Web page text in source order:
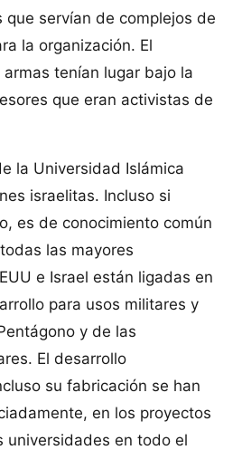
que servían de complejos de
la organización. El
tenían lugar bajo la
que eran activistas de
la Universidad Islámica
israelitas. Incluso si
es de conocimiento común
las mayores
e Israel están ligadas en
para usos militares y
y de las
El desarrollo
su fabricación se han
en los proyectos
universidades en todo el